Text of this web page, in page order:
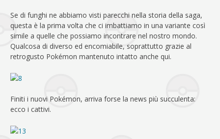
Se di funghi ne abbiamo visti parecchi nella storia della saga,
questa è la prima volta che ci imbattiamo in una variante così
simile a quelle che possiamo incontrare nel nostro mondo.
Qualcosa di diverso ed encomiabile, soprattutto grazie al
retrogusto Pokémon mantenuto intatto anche qui.
Finiti i nuovi Pokémon, arriva forse la news più succulenta:
ecco i cattivi.